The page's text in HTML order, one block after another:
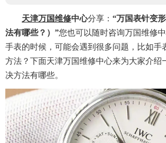
天津万国维修中心分享： “万国表针变
法有哪些？）”您也可以随时咨询万国维修
手表的时候，可能会遇到很多问题，比如手
方法？下面天津万国维修中心来为大家介绍
决方法有哪些。